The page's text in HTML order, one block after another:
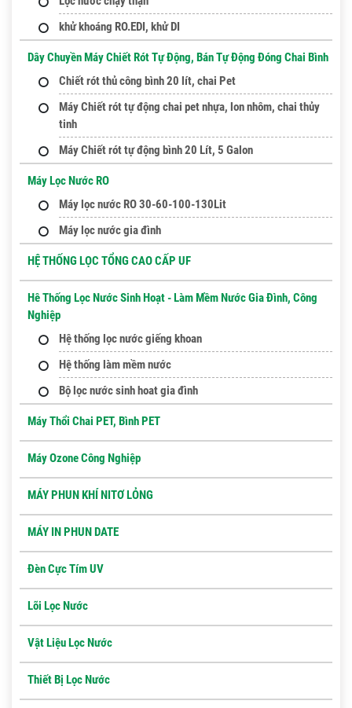
khử khoáng RO.EDI, khử DI
Dây Chuyền Máy Chiết Rót Tự Động, Bán Tự Động Đóng Chai Bình
Chiết rót thủ công bình 20 lít, chai Pet
Máy Chiết rót tự động chai pet nhựa, lon nhôm, chai thủy
tinh
Máy Chiết rót tự động bình 20 Lít, 5 Galon
Máy Lọc Nước RO
Máy lọc nước RO 30-60-100-130Lit
Máy lọc nước gia đình
HỆ THỐNG LỌC TỔNG CAO CẤP UF
Hê Thống Lọc Nước Sinh Hoạt - Làm Mềm Nước Gia Đình, Công
Nghiệp
Hệ thống lọc nước giếng khoan
Hệ thống làm mềm nước
Bộ lọc nước sinh hoat gia đình
Máy Thổi Chai PET, Bình PET
Máy Ozone Công Nghiệp
MÁY PHUN KHÍ NITƠ LỎNG
MÁY IN PHUN DATE
Đèn Cực Tím UV
Lõi Lọc Nước
Vật Liệu Lọc Nước
Thiết Bị Lọc Nước